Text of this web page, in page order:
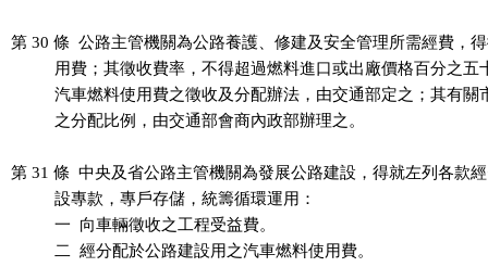
第 30 條  公路主管機關為公路養護、修建及安全管理所需經費，
用費；其徵收費率，不得超過燃料進口或出廠價格百分之五
汽車燃料使用費之徵收及分配辦法，由交通部定之；其有
          之分配比例，由交通部會商內政部辦理之。
第 31 條  中央及省公路主管機關為發展公路建設，得就左列各款
          設專款，專戶存儲，統籌循環運用：
          一  向車輛徵收之工程受益費。
          二  經分配於公路建設用之汽車燃料使用費。